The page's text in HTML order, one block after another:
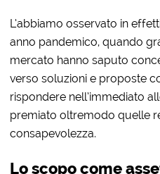
L’abbiamo osservato in
anno pandemico, quando
mercato hanno saputo
verso soluzioni e proposte
rispondere nell’immediato
premiato oltremodo quelle
consapevolezza.
Lo scopo come